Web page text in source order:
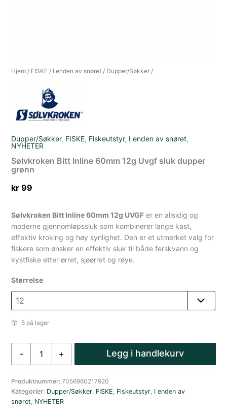
Hjem / FISKE / I enden av snøret / Dupper/Søkker /
Dupper/Søkker, FISKE, Fiskeutstyr, I enden av snøret,
NYHETER
Sølvkroken Bitt Inline 60mm 12g Uvgf sluk dupper
grønn
kr 99
Sølvkroken Bitt Inline 60mm 12g UVGF er en allsidig og
moderne gjennomløpssluk som kombinerer lange kast,
effektiv kroking og høy synlighet. Den er et utmerket valg for
fiskere som ønsker en effektiv sluk til både ferskvann og
kystfiske etter ørret, sjøørret og røye.
Størrelse
5 på lager
-
60mm
12g
Uvgf
+ Legg i handlekurv
Produktnummer:7056960217920
Kategorier: Dupper/Søkker, FISKE, Fiskeutstyr, I enden av
snøret, NYHETER